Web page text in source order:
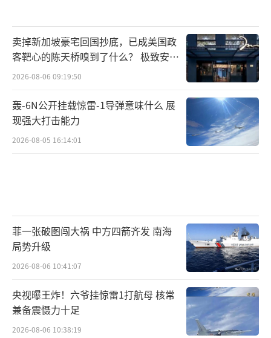
卖掉新加坡豪宅回国抄底，已成美国政
客靶心的陈天桥嗅到了什么？ 极致安全
的追寻
2026-08-06 09:19:50
轰-6N公开挂载惊雷-1导弹意味什么 展
现强大打击能力
2026-08-05 16:14:01
菲一张破图闯大祸 中方四箭齐发 南海
局势升级
2026-08-06 10:41:07
央视曝王炸！六爷挂惊雷1打航母 核常
兼备震慑力十足
2026-08-06 10:38:19